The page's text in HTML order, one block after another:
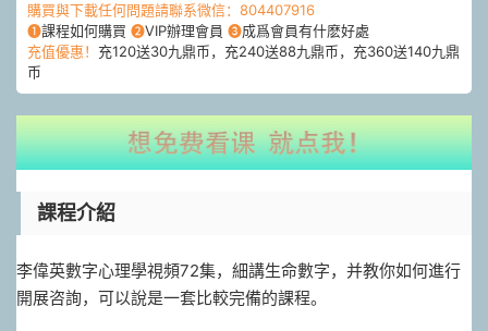
購買與下載任何問題請聯系微信：804407916
❶課程如何購買 ❷VIP辦理會員 ❸成爲會員有什麽好處
充值優惠！ 充120送30九鼎币，充240送88九鼎币，充360送140九鼎
币
課程介紹
李偉英數字心理學視頻72集，細講生命數字，并教你如何進行
開展咨詢，可以說是一套比較完備的課程。